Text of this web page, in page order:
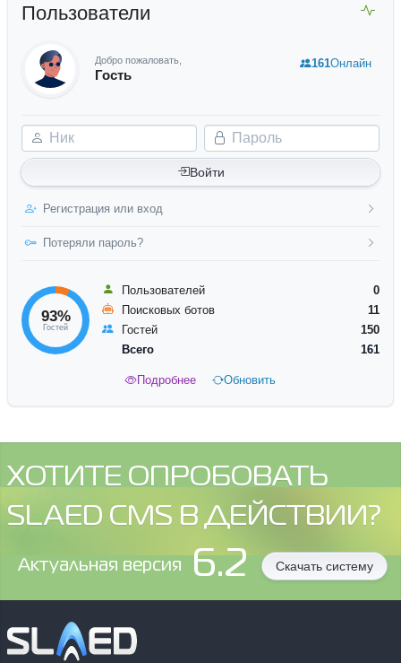
Пользователи
Добро пожаловать,
Гость
Ник Пароль
Войти
Регистрация или вход
Потеряли пароль?
161Онлайн
93%
Гостей
Пользователей
0
Поисковых ботов
11
Гостей
150
Всего
161
Подробнее Обновить
ХОТИТЕ ОПРОБОВАТЬ
SLAED CMS В ДЕЙСТВИИ?
Aктуальная версия 6.2 Скачать систему